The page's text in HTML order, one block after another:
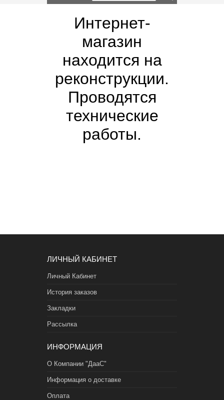
Интернет-
магазин
находится на
реконструкции.
Проводятся
технические
работы.
ЛИЧНЫЙ КАБИНЕТ
Личный Кабинет
История заказов
Закладки
Рассылка
ИНФОРМАЦИЯ
О Компании "ДааС"
Информация о доставке
Оплата